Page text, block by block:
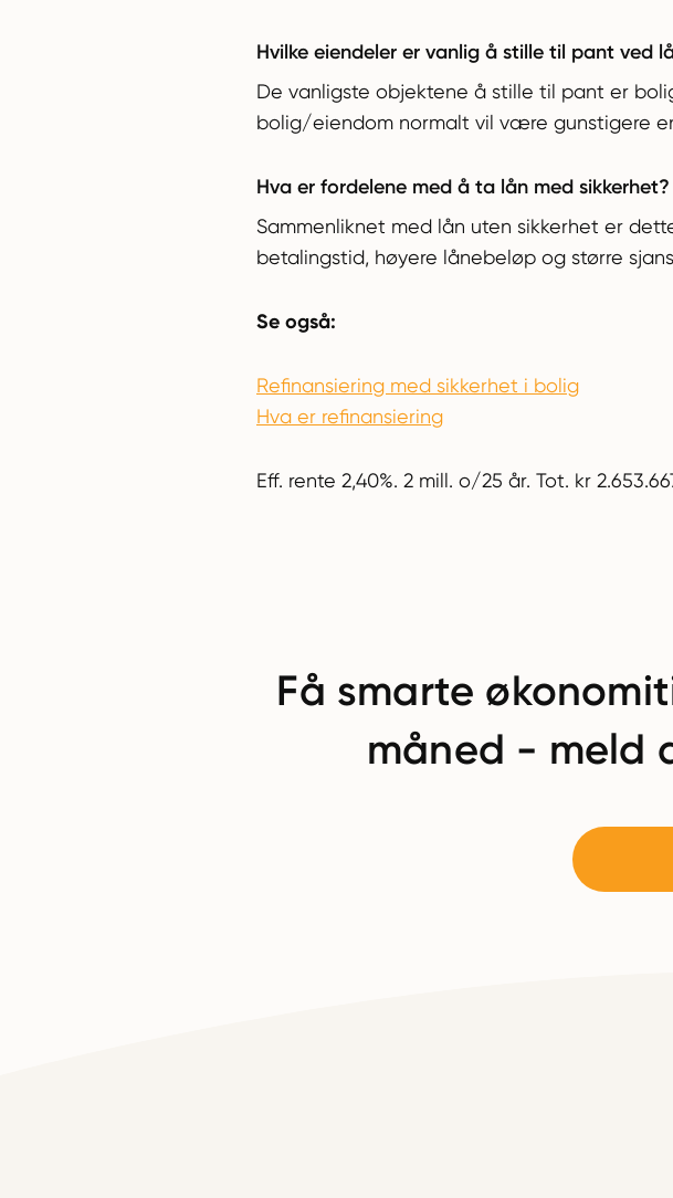
Hvilke eiendeler er vanlig å stille til pant ved
De vanligste objektene å stille til pant er
bolig/eiendom normalt vil være gunstigere
Hva er fordelene med å ta lån med sikkerhet?
Sammenliknet med lån uten sikkerhet er
betalingstid, høyere lånebeløp og større
Se også:
Refinansiering med sikkerhet i bolig
Hva er refinansiering
Eff. rente 2,40%. 2 mill. o/25 år. Tot. kr
Få smarte
måned - meld